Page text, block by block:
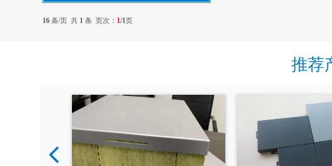
16 条/页 共 1 条 页次： 1/1页
推荐